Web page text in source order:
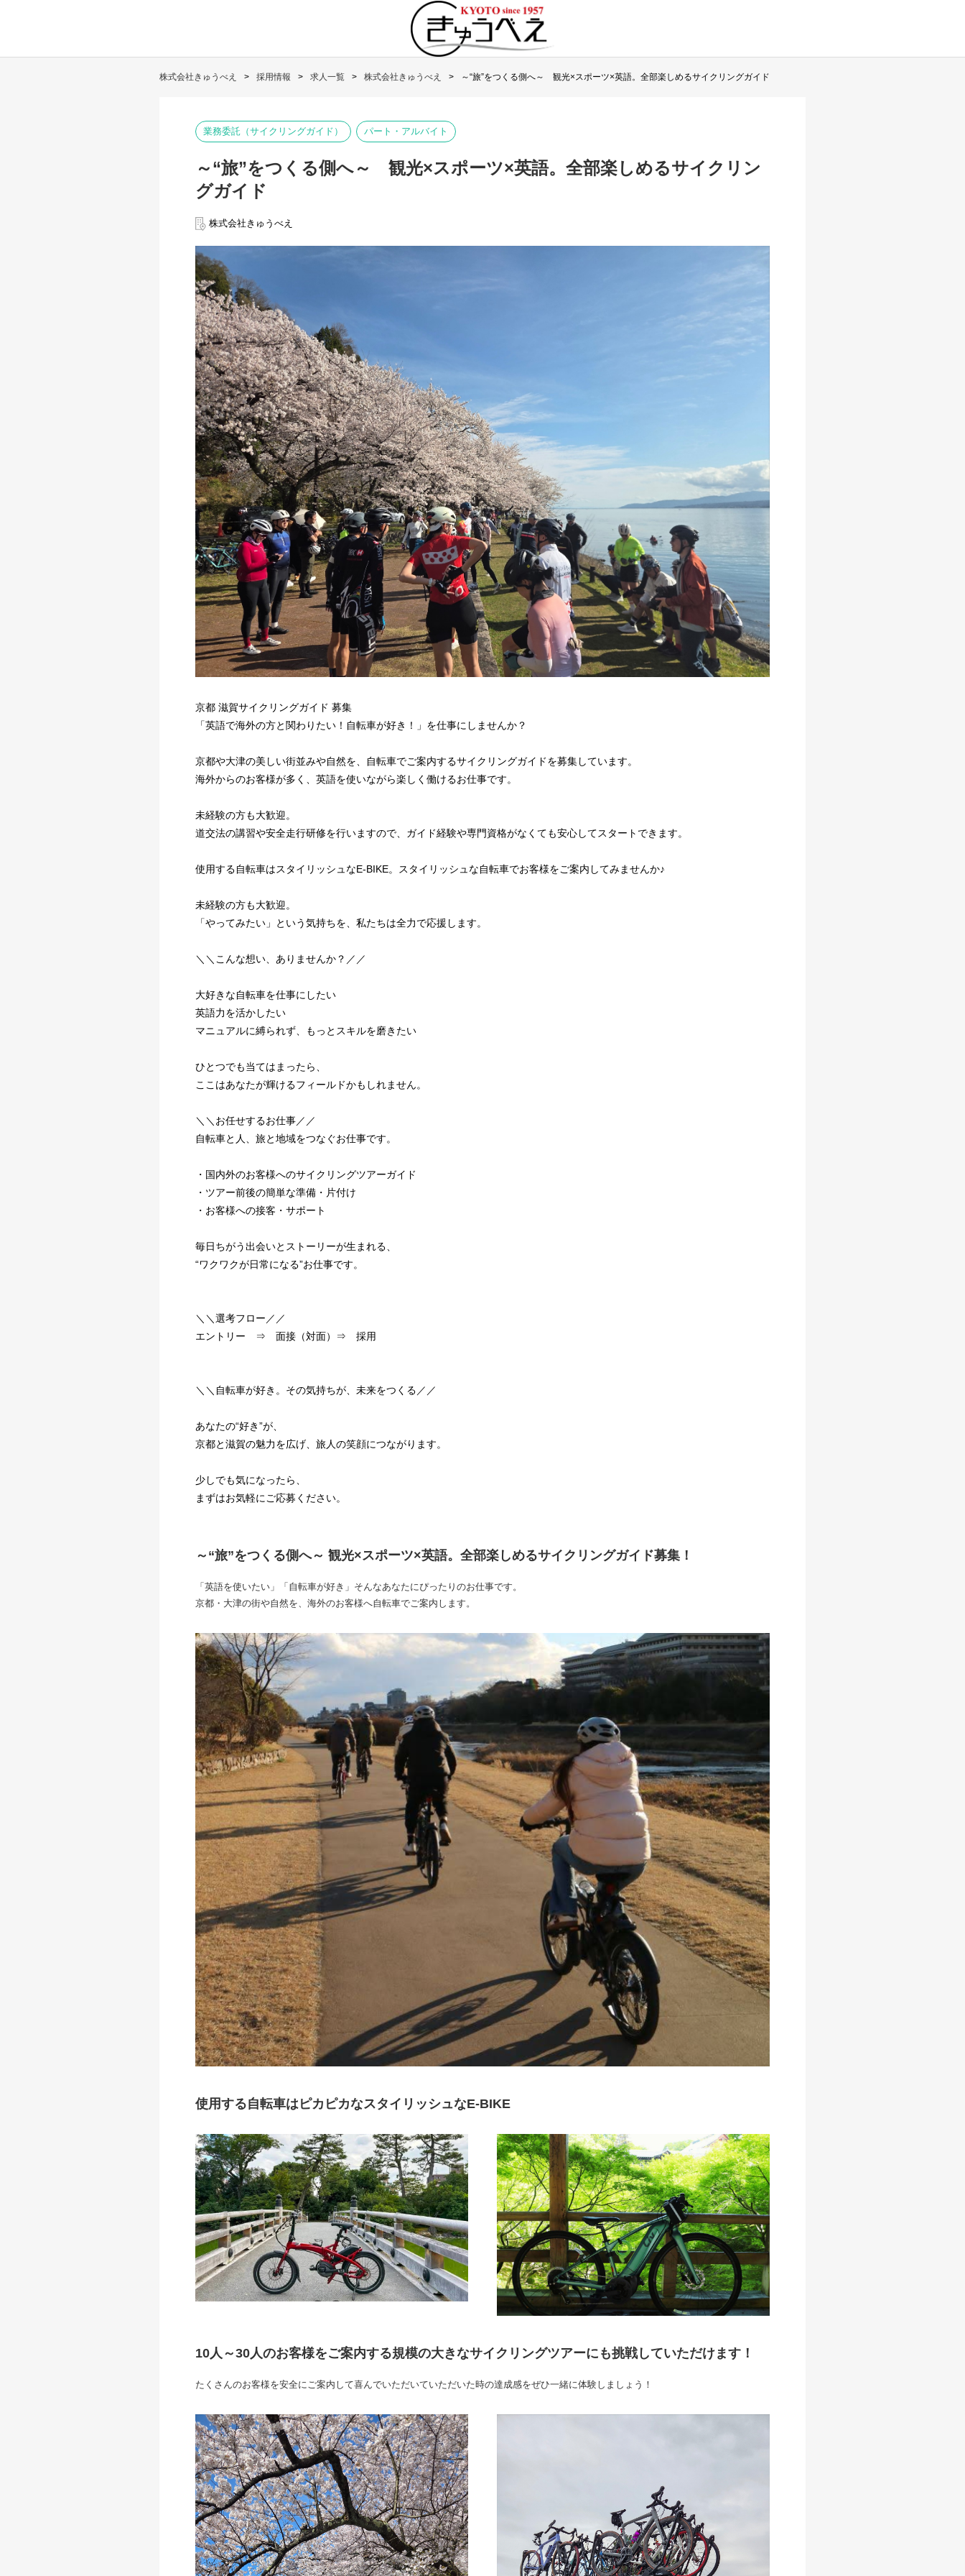
株式会社きゅうべえ 採用情報 求人一覧 株式会社きゅうべえ ～“旅”をつくる側へ～ 観光×スポーツ×英語。全部楽しめるサイクリングガイド
業務委託（サイクリングガイド） パート・アルバイト
～“旅”をつくる側へ～ 観光×スポーツ×英語。全部楽しめるサイクリン
グガイド
株式会社きゅうべえ
京都 滋賀サイクリングガイド 募集
「英語で海外の方と関わりたい！自転車が好き！」を仕事にしませんか？
京都や大津の美しい街並みや自然を、自転車でご案内するサイクリングガイドを募集しています。
海外からのお客様が多く、英語を使いながら楽しく働けるお仕事です。
未経験の方も大歓迎。
道交法の講習や安全走行研修を行いますので、ガイド経験や専門資格がなくても安心してスタートできます。
使用する自転車はスタイリッシュなE-BIKE。スタイリッシュな自転車でお客様をご案内してみませんか♪
未経験の方も大歓迎。
「やってみたい」という気持ちを、私たちは全力で応援します。
＼＼こんな想い、ありませんか？／／
大好きな自転車を仕事にしたい
英語力を活かしたい
マニュアルに縛られず、もっとスキルを磨きたい
ひとつでも当てはまったら、
ここはあなたが輝けるフィールドかもしれません。
＼＼お任せするお仕事／／
自転車と人、旅と地域をつなぐお仕事です。
・国内外のお客様へのサイクリングツアーガイド
・ツアー前後の簡単な準備・片付け
・お客様への接客・サポート
毎日ちがう出会いとストーリーが生まれる、
“ワクワクが日常になる”お仕事です。
＼＼選考フロー／／
エントリー ⇒ 面接（対面）⇒ 採用
＼＼自転車が好き。その気持ちが、未来をつくる／／
あなたの“好き”が、
京都と滋賀の魅力を広げ、旅人の笑顔につながります。
少しでも気になったら、
まずはお気軽にご応募ください。
～“旅”をつくる側へ～ 観光×スポーツ×英語。全部楽しめるサイクリングガイド募集！
「英語を使いたい」「自転車が好き」そんなあなたにぴったりのお仕事です。
京都・大津の街や自然を、海外のお客様へ自転車でご案内します。
使用する自転車はピカピカなスタイリッシュなE-BIKE
10人～30人のお客様をご案内する規模の大きなサイクリングツアーにも挑戦していただけます！
たくさんのお客様を安全にご案内して喜んでいただいていただいた時の達成感をぜひ一緒に体験しましょう！